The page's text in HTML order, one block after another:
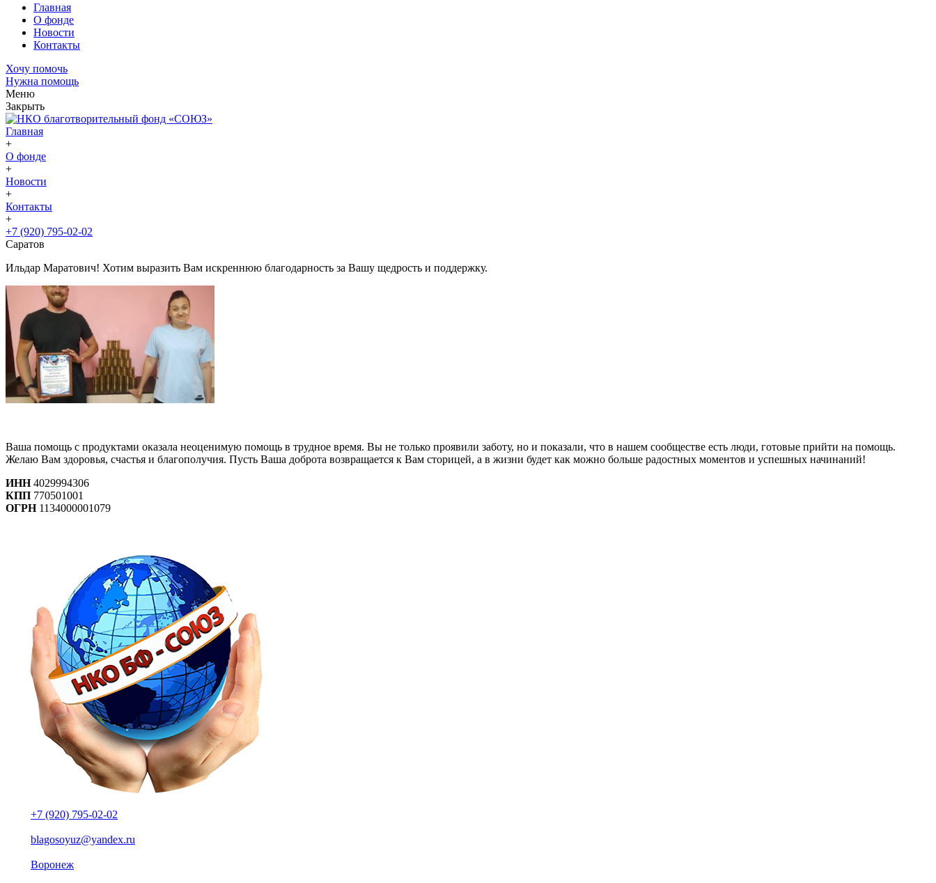
Главная
О фонде
Новости
Контакты
Хочу помочь
Нужна помощь
Меню
Закрыть
Главная
+
О фонде
+
Новости
+
Контакты
+
+7 (920) 795-02-02
Саратов
Ильдар Маратович! Хотим выразить Вам искреннюю благодарность за Вашу щедрость и поддержку.
Ваша помощь с продуктами оказала неоценимую помощь в трудное время. Вы не только проявили заботу, но и показали, что в нашем сообществе есть люди, готовые прийти на помощь.
Желаю Вам здоровья, счастья и благополучия. Пусть Ваша доброта возвращается к Вам сторицей, а в жизни будет как можно больше радостных моментов и успешных начинаний!
ИНН4029994306
КПП 770501001
ОГРН1134000001079
+7 (920) 795-02-02
blagosoyuz@yandex.ru
Воронеж